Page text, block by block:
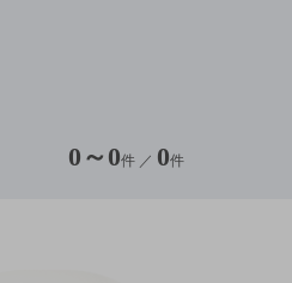
0 ～ 0件 ／ 0件